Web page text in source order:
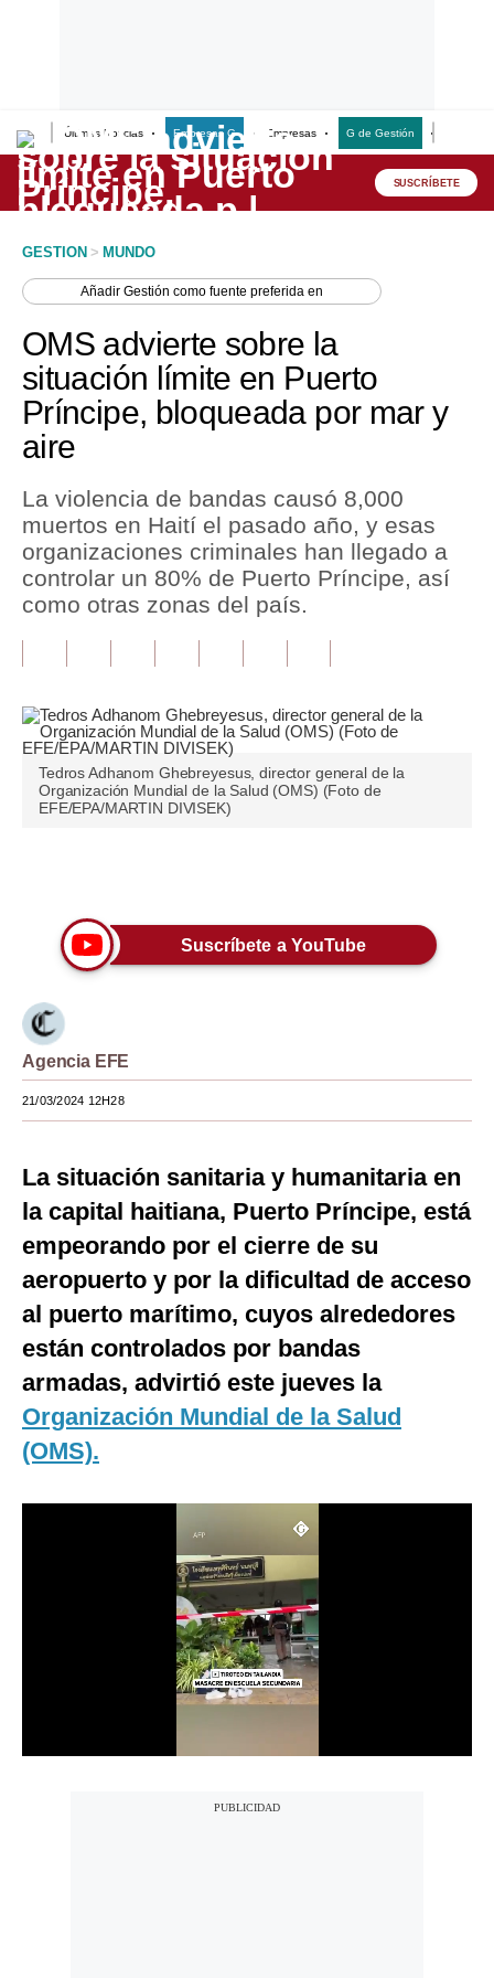
Últimas Noticias Empresas G Empresas G de Gestión
Lo último
Peru Quiosco
Economía
Mercados
Perú
Política
Tu Dinero
Finanzas Personales
Plus G
Opinión
Editorial
Pregunta de hoy
Lujo
Viajes
Moda
Estilos
Mundo
España
Internacional
Tecnología
Club del Suscriptor
Mix
G de Gestión
Notas Contratadas
SUSCRÍBETE
GESTION > MUNDO
AñadirGestión como fuente preferida en
OMS advierte sobre la
situación límite en Puerto
Príncipe, bloqueada por mar y
aire
La violencia de bandas causó 8,000
muertos en Haití el pasado año, y esas
organizaciones criminales han llegado a
controlar un 80% de Puerto Príncipe, así
como otras zonas del país.
Tedros Adhanom Ghebreyesus, director general de la
Organización Mundial de la Salud (OMS) (Foto de
EFE/EPA/MARTIN DIVISEK)
Suscríbete a YouTube
Agencia EFE
21/03/2024 12H28
La situación sanitaria y humanitaria en
la capital haitiana, Puerto Príncipe, está
empeorando por el cierre de su
aeropuerto y por la dificultad de acceso
al puerto marítimo, cuyos alrededores
están controlados por bandas
armadas, advirtió este jueves la
Organización Mundial de la Salud
(OMS).